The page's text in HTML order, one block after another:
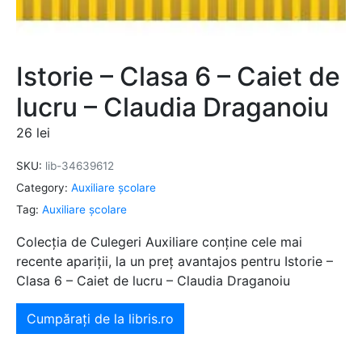
Istorie – Clasa 6 – Caiet de
lucru – Claudia Draganoiu
26 lei
SKU: lib-34639612
Category: Auxiliare şcolare
Tag: Auxiliare şcolare
Colecția de Culegeri Auxiliare conține cele mai
recente apariții, la un preț avantajos pentru Istorie –
Clasa 6 – Caiet de lucru – Claudia Draganoiu
Cumpărați de la libris.ro